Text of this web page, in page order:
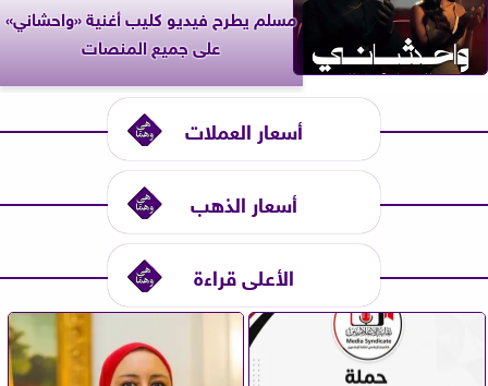
مسلم يطرح فيديو كليب أغنية «واحشاني»
على جميع المنصات
أسعار العملات
أسعار الذهب
الأعلى قراءة